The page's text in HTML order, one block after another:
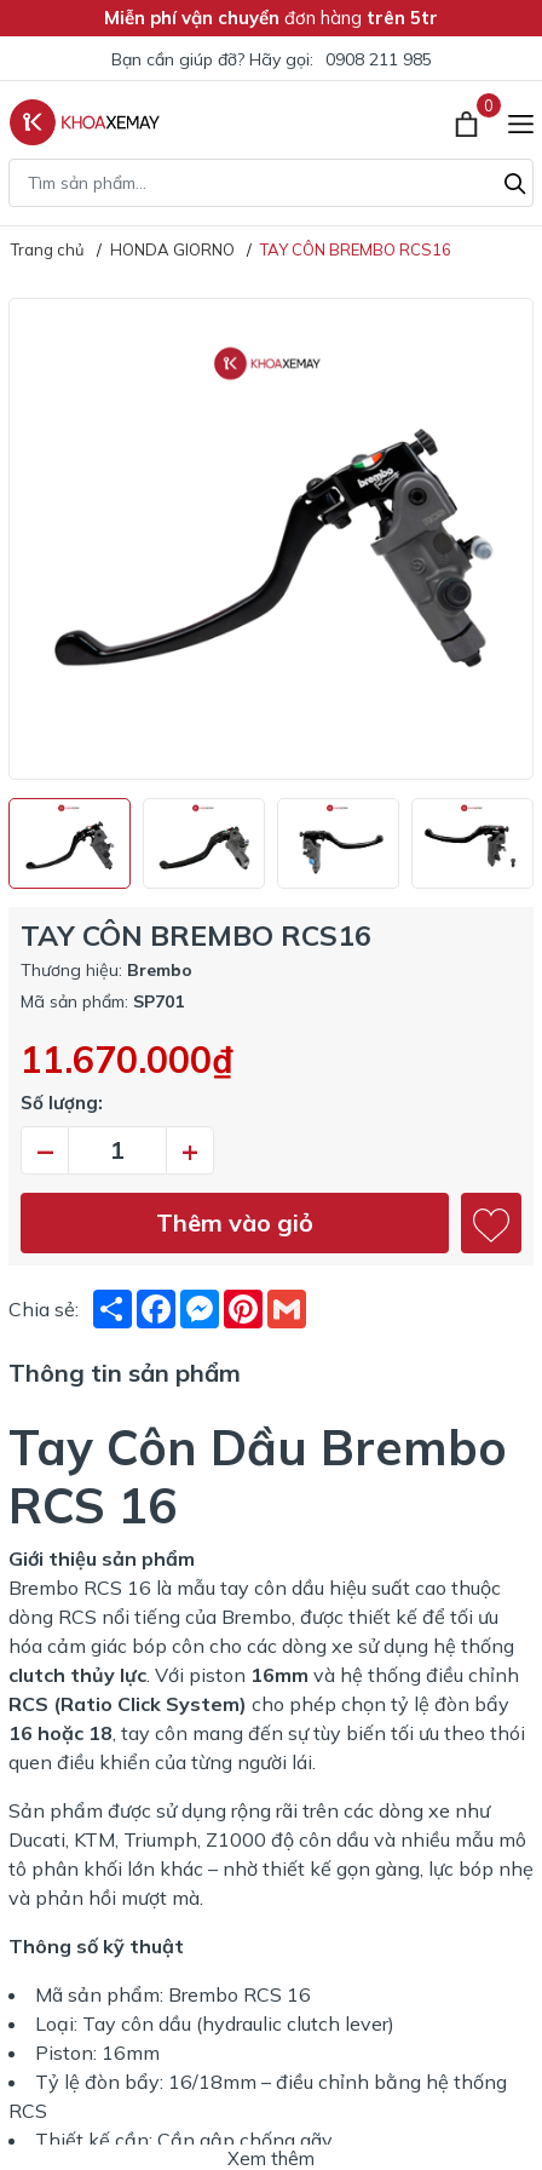
Miễn phí vận chuyển đơn hàng trên 5tr
Bạn cần giúp đỡ? Hãy gọi: 0908 211 985
0
Trang chủ HONDA GIORNO TAY CÔN BREMBO RCS16
TAY CÔN BREMBO RCS16
Thương hiệu: Brembo
Mã sản phẩm: SP701
11.670.000₫
Số lượng:
– +
Thêm vào giỏ
Chia sẻ: ShareFacebookMessenger
Pinterest
Thông tin sản phẩm
Tay Côn Dầu Brembo
RCS 16
Giới thiệu sản phẩm
Brembo RCS 16 là mẫu tay côn dầu hiệu suất cao thuộc
dòng RCS nổi tiếng của Brembo, được thiết kế để tối ưu
hóa cảm giác bóp côn cho các dòng xe sử dụng hệ thống
clutch thủy lực . Với piston 16mm và hệ thống điều chỉnh
RCS (Ratio Click System) cho phép chọn tỷ lệ đòn bẩy
16 hoặc 18 , tay côn mang đến sự tùy biến tối ưu theo thói
quen điều khiển của từng người lái.
Sản phẩm được sử dụng rộng rãi trên các dòng xe như
Ducati, KTM, Triumph, Z1000 độ côn dầu và nhiều mẫu mô
tô phân khối lớn khác – nhờ thiết kế gọn gàng, lực bóp nhẹ
và phản hồi mượt mà.
Thông số kỹ thuật
Mã sản phẩm: Brembo RCS 16
Loại: Tay côn dầu (hydraulic clutch lever)
Piston: 16mm
Tỷ lệ đòn bẩy: 16/18mm – điều chỉnh bằng hệ thống
RCS
Thiết kế cần: Cần gập chống gãy
Xem thêm